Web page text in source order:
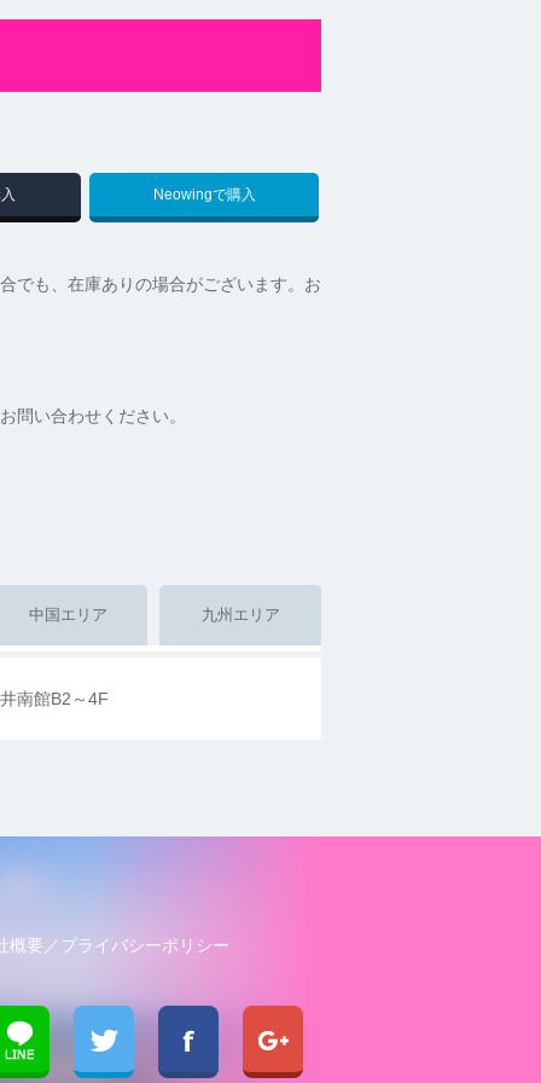
Neowingで購入
でも、在庫ありの場合がございます。お
問い合わせください。
中国エリア 九州エリア
南館B2～4F
概要 プライバシーポリシー